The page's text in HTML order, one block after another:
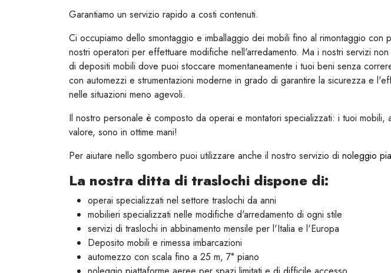
Garantiamo un servizio rapido a costi contenuti.
Ci occupiamo dello smontaggio e imballaggio dei mobili fino al rimontaggio con
nostri operatori per effettuare modifiche nell'arredamento. Ma i nostri servizi
di depositi mobili dove puoi stoccare momentaneamente i tuoi beni senza
con automezzi e strumentazioni moderne in grado di garantire la sicurezza e
nelle situazioni meno agevoli.
Il nostro personale è composto da operai e montatori specializzati: i tuoi mobili,
valore, sono in ottime mani!
Per aiutare nello sgombero puoi utilizzare anche il nostro servizio di noleggio
La nostra ditta di traslochi dispone di:
operai specializzati nel settore traslochi da anni
mobilieri specializzati nelle modifiche d'arredamento di ogni stile
servizi di traslochi in abbinamento mensile per l'Italia e l'Europa
Deposito mobili e rimessa imbarcazioni
automezzo con scala fino a 25 m, 7° piano